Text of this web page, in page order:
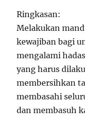
Ringkasan:
Melakukan
kewajiban bagi
mengalami
yang harus
membersihkan
membasahi
dan membasuh